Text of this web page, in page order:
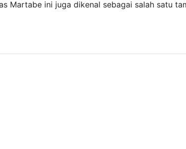
Martabe ini juga dikenal sebagai salah satu